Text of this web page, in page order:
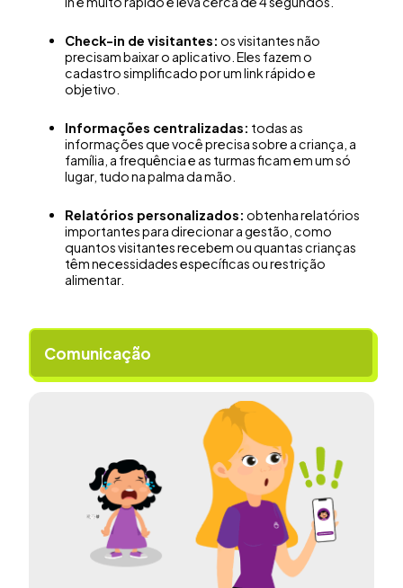
Check-in de visitantes: os visitantes não
precisam baixar o aplicativo. Eles fazem o
cadastro simplificado por um link rápido e
objetivo.
Informações centralizadas: todas as
informações que você precisa sobre a criança, a
família, a frequência e as turmas ficam em um só
lugar, tudo na palma da mão.
Relatórios personalizados: obtenha relatórios
importantes para direcionar a gestão, como
quantos visitantes recebem ou quantas crianças
têm necessidades específicas ou restrição
alimentar.
Comunicação